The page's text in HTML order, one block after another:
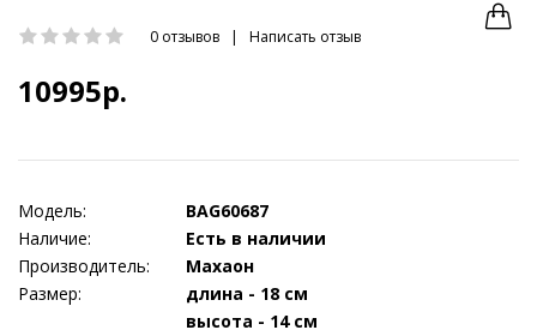
0 отзывов | Написать отзыв
10995р.
Модель:
BAG60687
Наличие:
Есть в наличии
Производитель:
Махаон
Размер:
длина - 18 см
высота - 14 см